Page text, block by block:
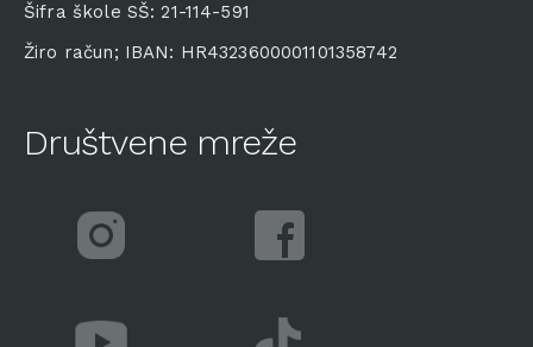
Šifra škole SŠ: 21-114-591
Žiro račun; IBAN: HR4323600001101358742
Društvene mreže